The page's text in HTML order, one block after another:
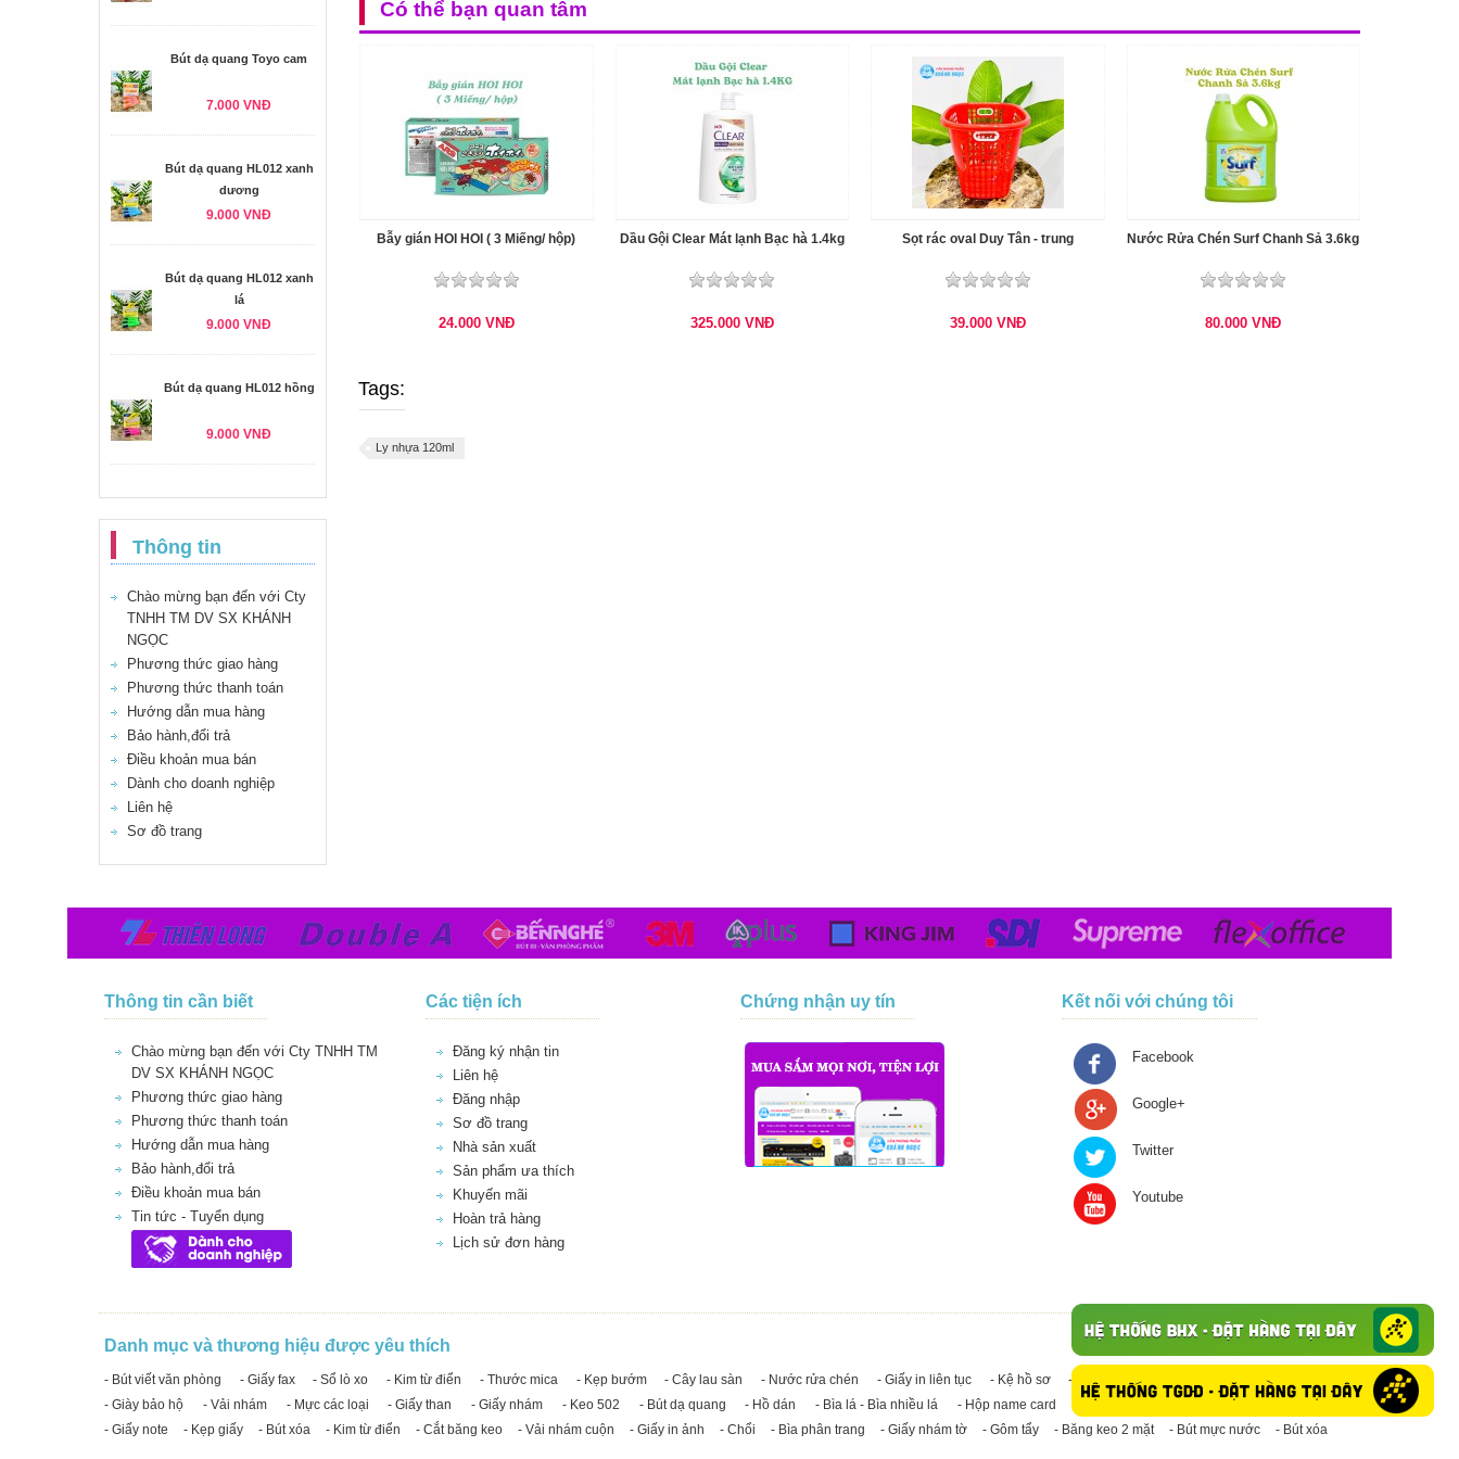
Bút dạ quang Toyo cam
7.000 VNĐ
Bút dạ quang HL012 xanh
dương
9.000 VNĐ
Bút dạ quang HL012 xanh
lá
9.000 VNĐ
Bút dạ quang HL012 hồng
9.000 VNĐ
Thông tin
Chào mừng bạn đến với Cty
TNHH TM DV SX KHÁNH
NGỌC
Phương thức giao hàng
Phương thức thanh toán
Hướng dẫn mua hàng
Bảo hành,đổi trả
Điều khoản mua bán
Dành cho doanh nghiệp
Liên hệ
Sơ đồ trang
Có thể bạn quan tâm
Bẫy gián HOI HOI ( 3 Miếng/ hộp)
24.000 VNĐ
Dầu Gội Clear Mát lạnh Bạc hà 1.4kg
325.000 VNĐ
Sọt rác oval Duy Tân - trung
39.000 VNĐ
Nước Rửa Chén Surf Chanh Sả 3.6kg
80.000VNĐ
Tags:
Ly nhựa 120ml
Thông tin cần biết
Chào mừng bạn đến với Cty TNHH TM
DV SX KHÁNH NGỌC
Phương thức giao hàng
Phương thức thanh toán
Hướng dẫn mua hàng
Bảo hành,đổi trả
Điều khoản mua bán
Tin tức - Tuyển dụng
Các tiện ích
Đăng ký nhận tin
Liên hệ
Đăng nhập
Sơ đồ trang
Nhà sản xuất
Sản phẩm ưa thích
Khuyến mãi
Hoàn trả hàng
Lịch sử đơn hàng
Chứng nhận uy tín Kết nối với chúng tôi
Facebook
Google+
Twitter
Youtube
Danh mục và thương hiệu được yêu thích
- Bút viết văn phòng - Giấy fax - Sổ lò xo - Kim từ điển - Thước mica - Kẹp bướm - Cây lau sàn - Nước rửa chén - Giấy in liên tục - Kệ hồ sơ - Giấy in A4
- Băng keo trong - Băng keo đục
- Giày bảo hộ
- Vải nhám - Mực các loại - Giấy than - Giấy nhám - Keo 502 - Bút dạ quang - Hồ dán - Bìa lá - Bìa nhiều lá - Hộp name card - Giấy in A3 - Giấy vệ sinh
- Keo Silicone
- Giấy note
- Kẹp giấy - Bút xóa - Kim từ điển - Cắt băng keo - Vải nhám cuộn - Giấy in ảnh - Chổi - Bìa phân trang - Giấy nhám tờ - Gôm tẩy - Băng keo 2 mặt - Bút mực nước - Bút xóa